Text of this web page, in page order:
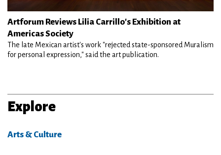
Artforum Reviews Lilia Carrillo's Exhibition at
Americas Society
The late Mexican artist's work "rejected state-sponsored Muralism
for personal expression," said the art publication.
Explore
Arts & Culture